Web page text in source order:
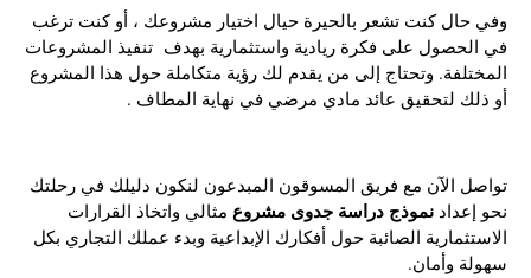
وفي حال كنت تشعر بالحيرة حيال اختيار مشروعك ، أو كنت ترغب
في الحصول على فكرة ريادية واستثمارية بهدف تنفيذ المشروعات
المختلفة. وتحتاج إلى من يقدم لك رؤية متكاملة حول هذا المشروع
أو ذلك لتحقيق عائد مادي مرضي في نهاية المطاف .
تواصل الآن مع فريق المسوقون المبدعون لنكون دليلك في رحلتك
نحو إعدادنموذج دراسة جدوى مشروع مثالي واتخاذ القرارات
الاستثمارية الصائبة حول أفكارك الإبداعية وبدء عملك التجاري بكل
سهولة وأمان.